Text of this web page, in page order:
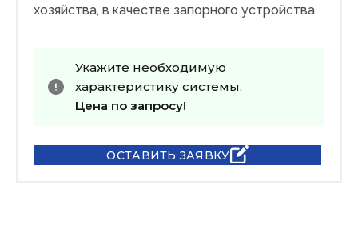
хозяйства, в качестве запорного устройства.
Укажите необходимую
характеристику системы.
Цена по запросу!
ОСТАВИТЬ ЗАЯВКУ